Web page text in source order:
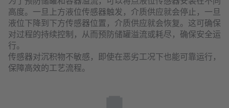
高度。一旦上方液位传感器触发，介质供应就会停止，一旦
液位下降到下方传感器位置，介质供应就会恢复。这可确保
对过程的持续控制，从而预防储罐溢流或耗尽，确保安全运
行。
传感器对沉积物不敏感，即使在恶劣工况下也能可靠运行，
保障高效的工艺流程。